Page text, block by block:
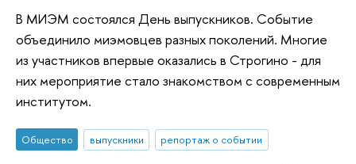
В МИЭМ состоялся День выпускников. Событие
объединило миэмовцев разных поколений. Многие
из участников впервые оказались в Строгино - для
них мероприятие стало знакомством с современным
институтом.
Общество выпускники репортаж о событии